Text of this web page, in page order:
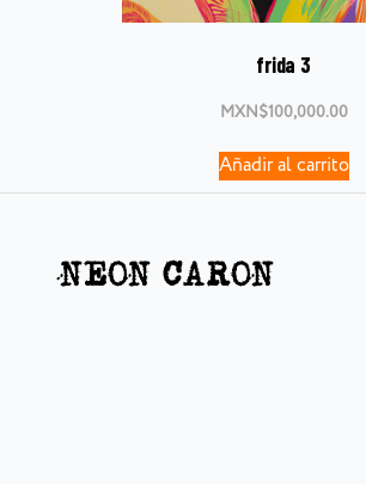
frida 3
MXN$100,000.00
Añadir al carrito
NEON CARON